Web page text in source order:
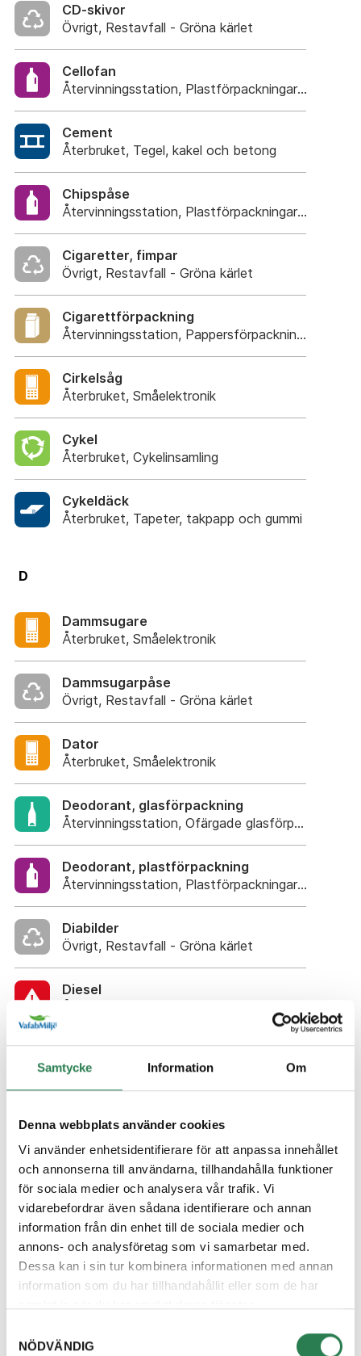
Samtycke Information Om
Denna webbplats använder cookies
Vi använder enhetsidentifierare för att anpassa innehållet
och annonserna till användarna, tillhandahålla funktioner
för sociala medier och analysera vår trafik. Vi
vidarebefordrar även sådana identifierare och annan
information från din enhet till de sociala medier och
annons- och analysföretag som vi samarbetar med.
Dessa kan i sin tur kombinera informationen med annan
information som du har tillhandahållit eller som de har
NÖDVÄNDIG
CD-skivor
Övrigt, Restavfall - Gröna kärlet
Cellofan
Återvinningsstation, Plastförpackningar. Eller
Cement
Återbruket, Tegel, kakel och betong
Chipspåse
Återvinningsstation, Plastförpackningar. Eller
Cigaretter, fimpar
Övrigt, Restavfall - Gröna kärlet
Cigarettförpackning
Återvinningsstation, Pappersförpackningar. Eller
Cirkelsåg
Återbruket, Småelektronik
Cykel
Återbruket, Cykelinsamling
Cykeldäck
Återbruket, Tapeter, takpapp och gummi
D
Dammsugare
Återbruket, Småelektronik
Dammsugarpåse
Övrigt, Restavfall - Gröna kärlet
Dator
Återbruket, Småelektronik
Deodorant, glasförpackning
Återvinningsstation, Ofärgade glasförpackning
Deodorant, plastförpackning
Återvinningsstation, Plastförpackningar. Eller
Diabilder
Övrigt, Restavfall - Gröna kärlet
Diesel
Diskborste
Övrigt, Restavfall - Gröna kärlet
Övrigt, Restavfall - Gröna kärlet
Diskmaskin
Återbruket, Vitvaror
Diskmedelsflaska
Återvinningsstation, Plastförpackningar. Eller
Övrigt, Restavfall - Gröna kärlet